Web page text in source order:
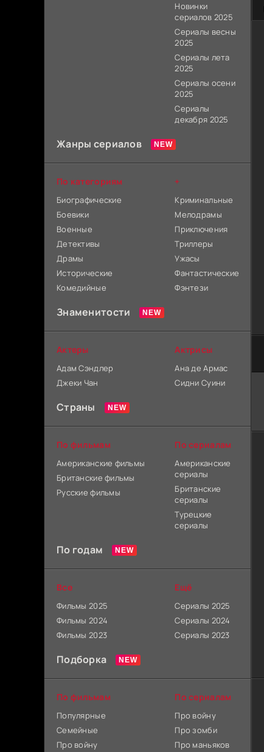
Новинки
сериалов 2025
Сериалы весны
2025
Сериалы лета
2025
Сериалы осени
2025
Сериалы
декабря 2025
Жанры сериалов
По категориям
Биографические
Боевики
Военные
Детективы
Драмы
Исторические
Комедийные
+
Криминальные
Мелодрамы
Приключения
Триллеры
Ужасы
Фантастические
Фэнтези
Знаменитости
Актеры
Адам Сэндлер
Джеки Чан
Актрисы
Ана де Армас
Сидни Суини
Страны
По фильмам
Американские фильмы
Британские фильмы
Русские фильмы
По сериалам
Американские
сериалы
Британские
сериалы
Турецкие
сериалы
По годам
Все
Фильмы 2025
Фильмы 2024
Фильмы 2023
Ещё
Сериалы 2025
Сериалы 2024
Сериалы 2023
Подборка
По фильмам
Популярные
Семейные
Про войну
По сериалам
Про войну
Про зомби
Про маньяков